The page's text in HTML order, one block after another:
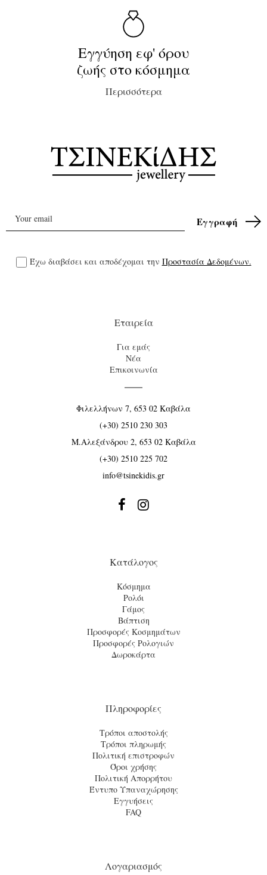
Εγγύηση εφ' όρου
ζωής στο κόσμημα
Περισσότερα
Έχω διαβάσει και αποδέχομαι την Προστασία Δεδομένων.
Εταιρεία
Για εμάς
Νέα
Επικοινωνία
Φιλελλήνων 7, 653 02 Καβάλα
(+30) 2510 230 303
Μ.Αλεξάνδρου 2, 653 02 Καβάλα
(+30) 2510 225 702
info@tsinekidis.gr
 
Κατάλογος
Κόσμημα
Ρολόι
Γάμος
Βάπτιση
Προσφορές Κοσμημάτων
Προσφορές Ρολογιών
Δωροκάρτα
Πληροφορίες
Τρόποι αποστολής
Τρόποι πληρωμής
Πολιτική επιστροφών
Όροι χρήσης
Πολιτική Απορρήτου
Έντυπο Υπαναχώρησης
Εγγυήσεις
FAQ
Λογαριασμός